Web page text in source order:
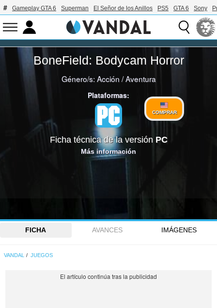
Gameplay GTA 6 Superman El Señor de los Anillos PS5 GTA 6 Sony
BoneField: Bodycam Horror
Género/s:Acción /Aventura
Plataformas:
COMPRAR
Ficha técnica de la versión PC
Más información
FICHA AVANCES IMÁGENES
VANDAL JUEGOS